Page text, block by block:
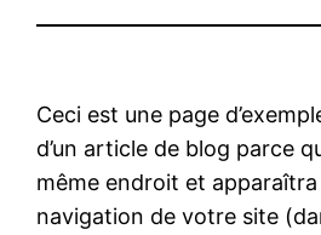
Ceci est une page
d’un article de blog parce
même endroit et apparaîtra
navigation de votre site